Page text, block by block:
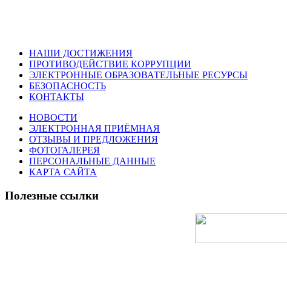
НАШИ ДОСТИЖЕНИЯ
ПРОТИВОДЕЙСТВИЕ КОРРУПЦИИ
ЭЛЕКТРОННЫЕ ОБРАЗОВАТЕЛЬНЫЕ РЕСУРСЫ
БЕЗОПАСНОСТЬ
КОНТАКТЫ
НОВОСТИ
ЭЛЕКТРОННАЯ ПРИЁМНАЯ
ОТЗЫВЫ И ПРЕДЛОЖЕНИЯ
ФОТОГАЛЕРЕЯ
ПЕРСОНАЛЬНЫЕ ДАННЫЕ
КАРТА САЙТА
Полезные ссылки